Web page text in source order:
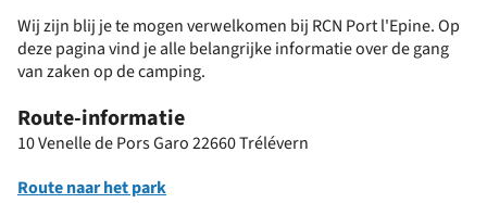
Wij zijn blij je te mogen verwelkomen bij RCN Port l'Epine. Op
deze pagina vind je alle belangrijke informatie over de gang
van zaken op de camping.
Route-informatie
10 Venelle de Pors Garo 22660 Trélévern
Route naar het park